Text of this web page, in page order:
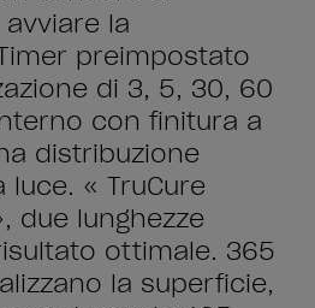
la
preimpostato
di 3, 5, 30, 60
con finitura a
distribuzione
luce. « TruCure
due lunghezze
ottimale. 365
la superficie,